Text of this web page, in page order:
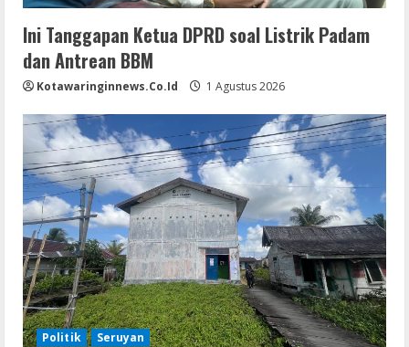
Ini Tanggapan Ketua DPRD soal Listrik Padam
dan Antrean BBM
Kotawaringinnews.co.id 1 Agustus 2026
Politik Seruyan